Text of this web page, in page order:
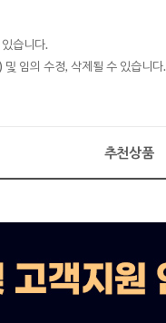
습니다.
임의 수정, 삭제될 수 있습니다.
추천상품